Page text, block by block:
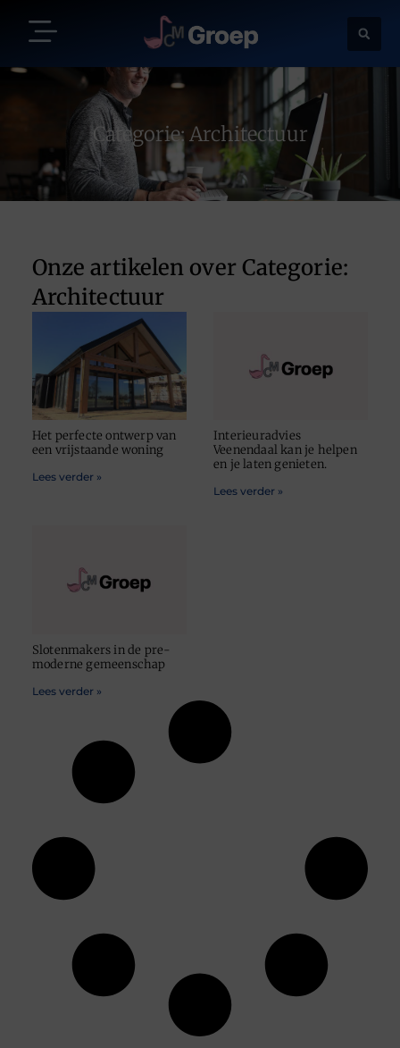
Categorie: Architectuur
Onze artikelen over Categorie:
Architectuur
Het perfecte ontwerp van
een vrijstaande woning
Lees verder »
Interieuradvies
Veenendaal kan je helpen
en je laten genieten.
Lees verder »
Slotenmakers in de pre-
moderne gemeenschap
Lees verder »